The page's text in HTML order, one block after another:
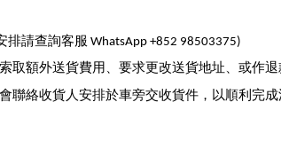
請查詢客服 WhatsApp +852 98503375)
額外送貨費用、要求更改送貨地址、或作退
聯絡收貨人安排於車旁交收貨件，以順利完